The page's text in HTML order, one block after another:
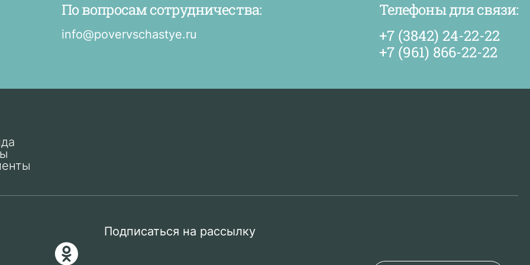
По вопросам сотрудничества:
info@povervschastye.ru
Телефоны для связи:
+7 (3842) 24-22-22
+7 (961) 866-22-22
Подписаться на рассылку